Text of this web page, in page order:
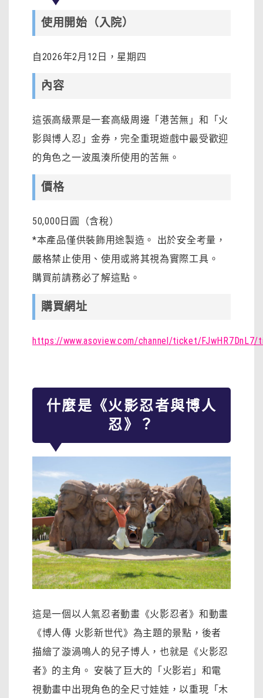
使用開始（入院）
自2026年2月12日，星期四
內容
這張高級票是一套高級周邊「港苦無」和「火
影與博人忍」金券，完全重現遊戲中最受歡迎
的角色之一波風湊所使用的苦無。
價格
50,000日圓（含稅）
*本產品僅供裝飾用途製造。 出於安全考量，
嚴格禁止使用、使用或將其視為實際工具。
購買前請務必了解這點。
購買網址
https://www.asoview.com/channel/ticket/
什麼是《火影忍者與博人
忍》？
這是一個以人氣忍者動畫《火影忍者》和動畫
《博人傳 火影新世代》為主題的景點，後者
描繪了漩渦鳴人的兒子博人，也就是《火影忍
者》的主角。 安裝了巨大的「火影岩」和電
視動畫中出現角色的全尺寸娃娃，以重現「木